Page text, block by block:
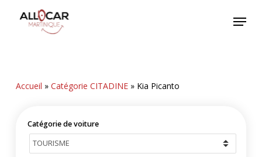
Menu
Accueil » Catégorie CITADINE» Kia Picanto
Catégorie de voiture